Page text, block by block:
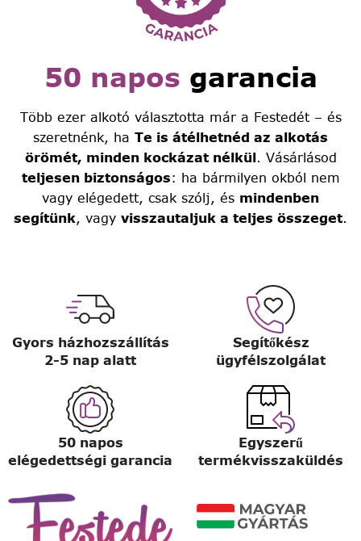
50 napos garancia
Több ezer alkotó választotta már a Festedét – és
szeretnénk, ha Te is átélhetnéd az alkotás
örömét, minden kockázat nélkül. Vásárlásod
teljesen biztonságos: ha bármilyen okból nem
vagy elégedett, csak szólj, és mindenben
segítünk, vagy visszautaljuk a teljes összeget.
Gyors házhozszállítás
2-5 nap alatt
Segítőkész
ügyfélszolgálat
50 napos
elégedettségi garancia
Egyszerű
termékvisszaküldés